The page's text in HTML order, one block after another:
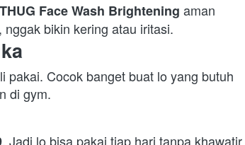
THUG Face Wash Brightening aman
bikin kering atau iritasi.
di gym.
. Jadi lo bisa pakai tiap hari tanpa khawatir